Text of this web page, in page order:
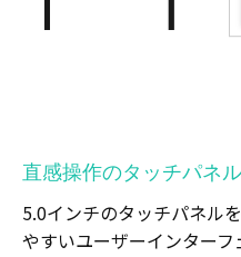
直感操作のタッチパネ
5.0インチのタッチパネル
やすいユーザーインター